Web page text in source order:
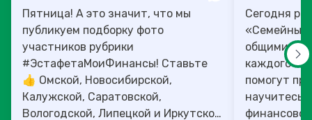
Пятница! А это значит, что мы
публикуем подборку фото
участников рубрики
#ЭстафетаМоиФинансы! Ставьте
👍 Омской, Новосибирской,
Калужской, Саратовской,
Вологодской, Липецкой и Иркутской
Сегодня
«Семейный
общими
каждого»!
помогут
научитесь: